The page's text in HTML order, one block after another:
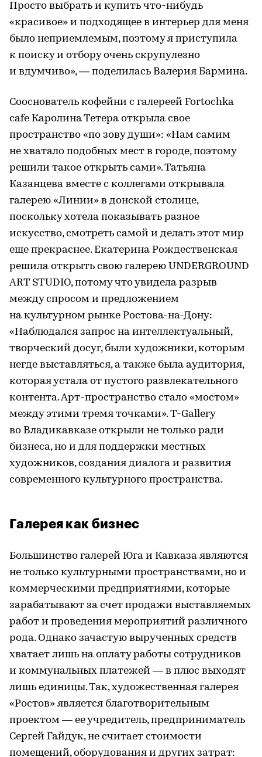
Просто выбрать и купить что-нибудь
«красивое» и подходящее в интерьер для меня
было неприемлемым, поэтому я приступила
к поиску и отбору очень скрупулезно
и вдумчиво», — поделилась Валерия Бармина.
Сооснователь кофейни с галереей Fortochka
cafe Каролина Тетера открыла свое
пространство «по зову души»: «Нам самим
не хватало подобных мест в городе, поэтому
решили такое открыть сами». Татьяна
Казанцева вместе с коллегами открывала
галерею «Линии» в донской столице,
поскольку хотела показывать разное
искусство, смотреть самой и делать этот мир
еще прекраснее. Екатерина Рождественская
решила открыть свою галерею UNDERGROUND
ART STUDIO, потому что увидела разрыв
между спросом и предложением
на культурном рынке Ростова-на-Дону:
«Наблюдался запрос на интеллектуальный,
творческий досуг, были художники, которым
негде выставляться, а также была аудитория,
которая устала от пустого развлекательного
контента. Арт-пространство стало «мостом»
между этими тремя точками». T-Gallery
во Владикавказе открыли не только ради
бизнеса, но и для поддержки местных
художников, создания диалога и развития
современного культурного пространства.
Галерея как бизнес
Большинство галерей Юга и Кавказа являются
не только культурными пространствами, но и
коммерческими предприятиями, которые
зарабатывают за счет продажи выставляемых
работ и проведения мероприятий различного
рода. Однако зачастую вырученных средств
хватает лишь на оплату работы сотрудников
и коммунальных платежей — в плюс выходят
лишь единицы. Так, художественная галерея
«Ростов» является благотворительным
проектом — ее учредитель, предприниматель
Сергей Гайдук, не считает стоимости
помещений, оборудования и других затрат: